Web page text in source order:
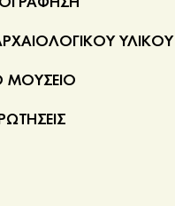
ΥΛΙΚΟΥ
ΜΟΥΣΕΙΟ